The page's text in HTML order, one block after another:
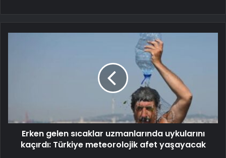
Erken gelen sıcaklar uzmanlarında uykularını
kaçırdı: Türkiye meteorolojik afet yaşayacak